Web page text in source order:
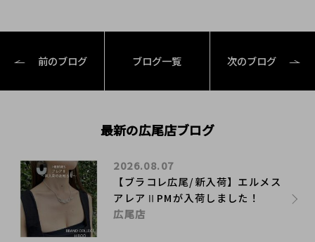
前のブログ ブログ一覧 次のブログ
最新の広尾店ブログ
【ブラコレ広尾/新入荷】エルメス
アレアⅡPMが入荷しました！
2026.08.07
広尾店